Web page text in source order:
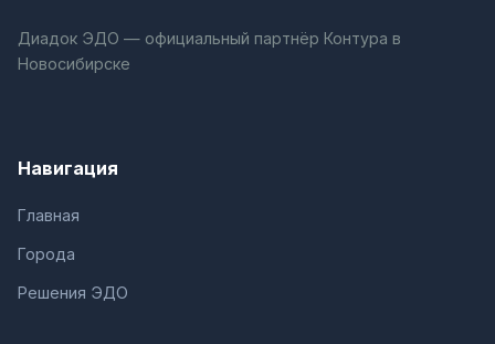
Диадок ЭДО — официальный партнёр Контура в
Новосибирске
Навигация
Главная
Города
Решения ЭДО